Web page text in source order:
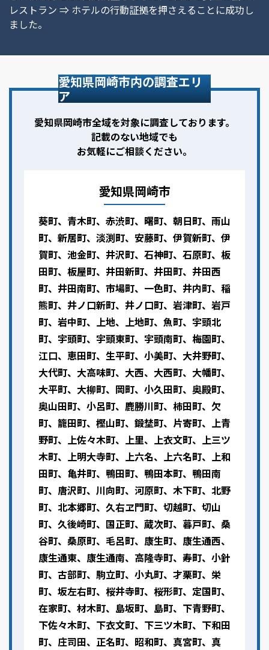
レストラン ⇒ ホテルの行動証拠を押さえることに成功し
ました。
愛知県岡崎市内の調査エリ
ア
愛知県岡崎市全域を対象に調査しております。
記載のない地域でも
お気軽にご相談ください。
愛知県岡崎市
葵町、青木町、赤渋町、曙町、朝日町、雨山
町、新居町、淡渕町、安藤町、伊賀新町、伊
賀町、池金町、井沢町、石神町、石原町、板
田町、板屋町、井田新町、井田町、井田西
町、井田南町、市場町、一色町、井内町、稲
熊町、井ノ口新町、井ノ口町、岩津町、岩戸
町、岩中町、上地、上地町、魚町、宇頭北
町、宇頭町、宇頭東町、宇頭南町、梅園町、
江口、恵田町、生平町、小美町、大井野町、
大代町、大高味町、大西、大西町、大幡町、
大平町、大柳町、岡町、小久田町、奥殿町、
奥山田町、小呂町、鹿勝川町、柿田町、欠
町、籠田町、樫山町、鍛埜町、片寄町、上青
野町、上佐々木町、上里、上衣文町、上三ツ
木町、上明大寺町、上六名、上六名町、上和
田町、亀井町、鴨田町、鴨田本町、鴨田南
町、唐沢町、川向町、河原町、木下町、北野
町、北本郷町、久右ヱ門町、切越町、切山
町、久後崎町、国正町、蔵次町、暮戸町、桑
谷町、桑原町、毛呂町、康生町、康生通西、
康生通東、康生通南、高隆寺町、寿町、小針
町、古部町、駒立町、小丸町、才栗町、栄
町、坂左右町、桜井寺町、桜形町、定国町、
在家町、材木町、島坂町、島町、下青野町、
下佐々木町、下衣文町、下三ツ木町、下和田
町、庄司田、正名町、昭和町、真宮町、真